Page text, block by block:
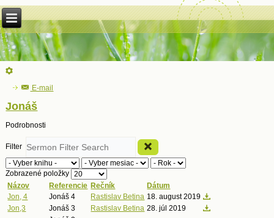
E-mail
Jonáš
Podrobnosti
Filter
Zobrazené položky
Názov
Referencie Rečník
Dátum
Jon, 4
Jonáš 4 Rastislav Betina 18. august 2019
Jon,3
Jonáš 3 Rastislav Betina 28. júl 2019